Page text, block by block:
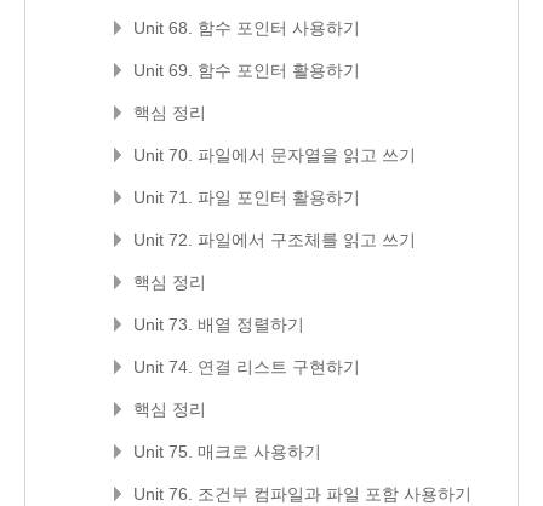
Unit 68. 함수 포인터 사용하기
Unit 69. 함수 포인터 활용하기
핵심 정리
Unit 70. 파일에서 문자열을 읽고 쓰기
Unit 71. 파일 포인터 활용하기
Unit 72. 파일에서 구조체를 읽고 쓰기
핵심 정리
Unit 73. 배열 정렬하기
Unit 74. 연결 리스트 구현하기
핵심 정리
Unit 75. 매크로 사용하기
Unit 76. 조건부 컴파일과 파일 포함 사용하기